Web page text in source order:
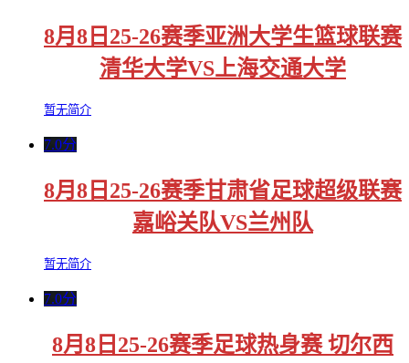
8月8日25-26赛季亚洲大学生篮球联赛
清华大学VS上海交通大学
暂无简介
7.0分
8月8日25-26赛季甘肃省足球超级联赛
嘉峪关队VS兰州队
暂无简介
7.0分
8月8日25-26赛季足球热身赛 切尔西